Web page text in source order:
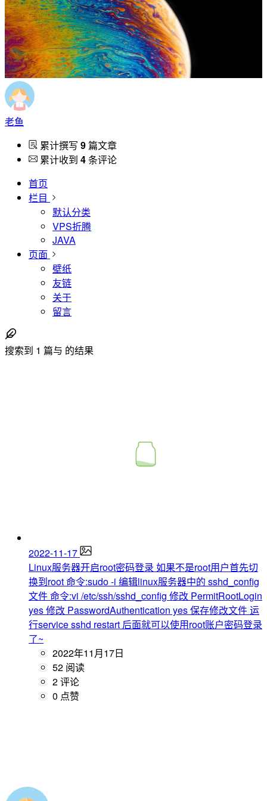
老鱼
累计撰写 9篇文章
累计收到 4条评论
首页
栏目
默认分类
VPS折腾
JAVA
页面
壁纸
友链
关于
留言
搜索到 1 篇与 的结果
2022-11-17
Linux服务器开启root密码登录 如果不是root用户首先切
换到root 命令:sudo -i 编辑linux服务器中的 sshd_config
文件 命令:vi /etc/ssh/sshd_config 修改 PermitRootLogin
yes 修改 PasswordAuthentication yes 保存修改文件 运
行service sshd restart 后面就可以使用root账户密码登录
了~
2022年11月17日
52 阅读
2 评论
0 点赞